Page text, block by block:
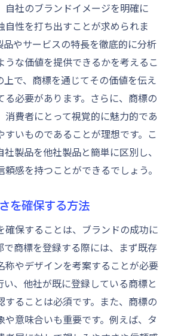
自社のブランドイメージを明確に
自性を打ち出すことが求められま
品やサービスの特長を徹底的に分析
うな価値を提供できるかを考えるこ
上で、商標を通じてその価値を伝え
る必要があります。さらに、商標の
消費者にとって視覚的に魅力的であ
すいものであることが理想です。こ
製品を他社製品と簡単に区別し、
感を持つことができるでしょう。
を確保する方法
確保することは、ブランドの成功に
で商標を登録する際には、まず既存
称やデザインを考案することが必要
い、他社が既に登録している商標と
することは必須です。また、商標の
や意味合いも重要です。例えば、タ